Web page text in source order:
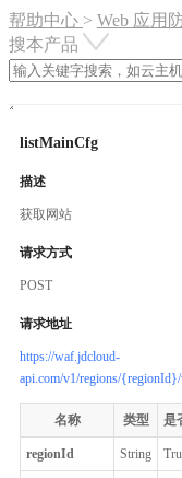
帮助中心 > Web 应用
搜本产品
listMainCfg
描述
获取网站
请求方式
POST
请求地址
https://waf.jdcloud-
api.com/v1/regions/
名称 类型 是
regionId String